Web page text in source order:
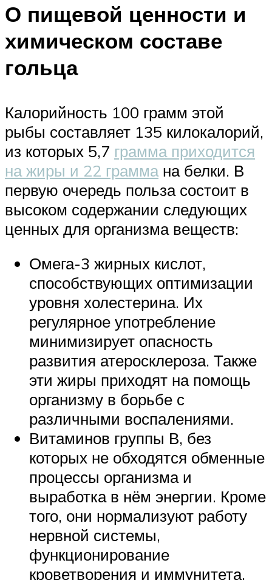
О пищевой ценности и
химическом составе
гольца
Калорийность 100 грамм этой
рыбы составляет 135 килокалорий,
из которых 5,7 грамма приходится
на жиры и 22 граммана белки. В
первую очередь польза состоит в
высоком содержании следующих
ценных для организма веществ:
Омега-3 жирных кислот,
способствующих оптимизации
уровня холестерина. Их
регулярное употребление
минимизирует опасность
развития атеросклероза. Также
эти жиры приходят на помощь
организму в борьбе с
различными воспалениями.
Витаминов группы В, без
которых не обходятся обменные
процессы организма и
выработка в нём энергии. Кроме
того, они нормализуют работу
нервной системы,
функционирование
кроветворения и иммунитета.